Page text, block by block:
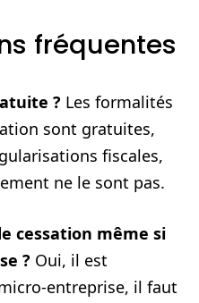
fréquentes
? Les formalités
sont gratuites,
fiscales,
ne le sont pas.
cessation même si
? Oui, il est
il faut